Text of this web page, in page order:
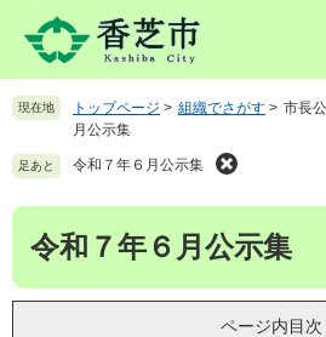
先
。
を
て
へ
現在地 トップページ > 組織でさがす > 市長
月公示集
足あと 令和７年６月公示集
本
令和７年６月公示集
ページ内目次